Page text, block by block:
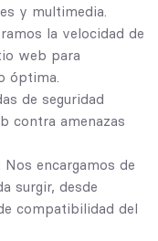
y multimedia.
la velocidad de
web para
óptima.
de seguridad
contra amenazas
Nos encargamos de
surgir, desde
compatibilidad del